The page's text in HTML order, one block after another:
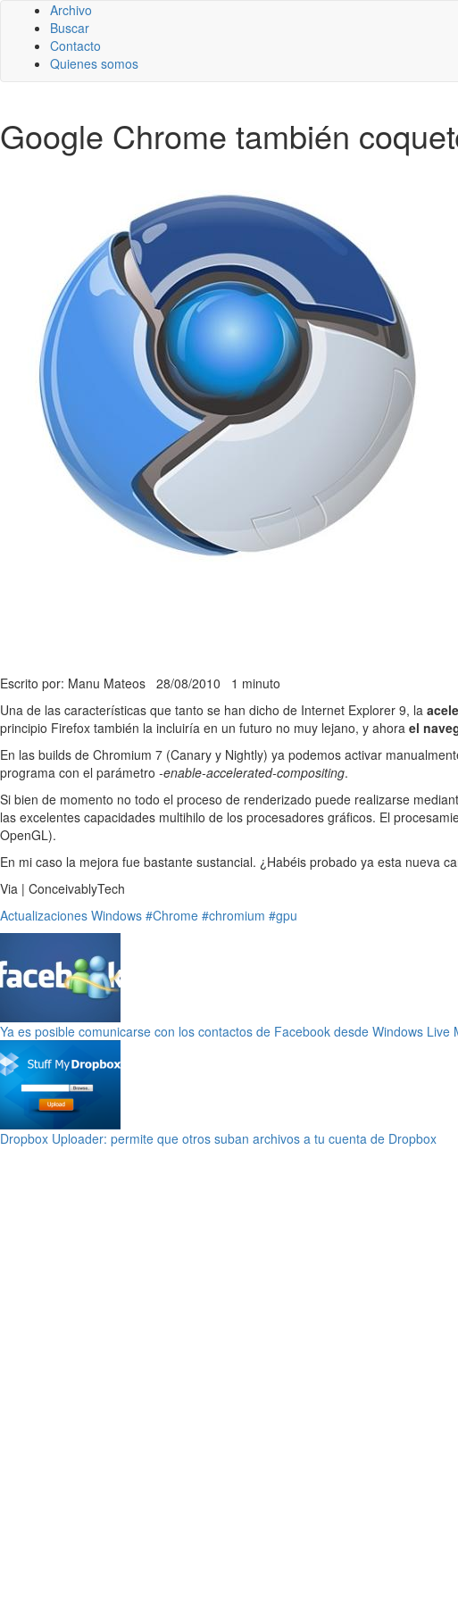
Archivo
Buscar
Contacto
Quienes somos
Google Chrome también
Escrito por: Manu Mateos 28/08/2010 1 minuto
Una de las características que tanto se han dicho de Internet Explorer 9, la
principio Firefox también la incluiría en un futuro no muy lejano, y ahora el
En las builds de Chromium 7 (Canary y Nightly) ya podemos activar
programa con el parámetro -enable-accelerated-compositing.
Si bien de momento no todo el proceso de renderizado puede realizarse
las excelentes capacidades multihilo de los procesadores gráficos. El
OpenGL).
En mi caso la mejora fue bastante sustancial. ¿Habéis probado ya esta nueva
Via | ConceivablyTech
Actualizaciones Windows #Chrome #chromium #gpu
Ya es posible comunicarse con los contactos de Facebook desde Windows Live
Dropbox Uploader: permite que otros suban archivos a tu cuenta de Dropbox